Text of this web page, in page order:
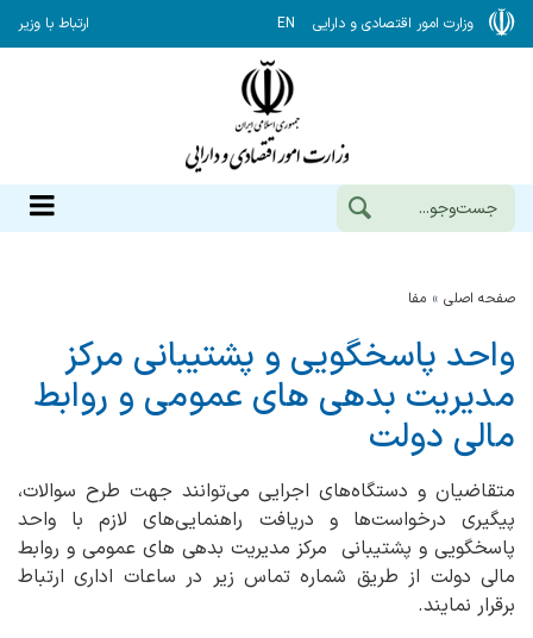
وزارت امور اقتصادی و دارایی EN ارتباط با وزیر
صفحه اصلی مفا
واحد پاسخگویی و پشتیبانی مرکز
مدیریت بدهی های عمومی و روابط
مالی دولت
متقاضیان و دستگاه‌های اجرایی می‌توانند جهت طرح سوالات،
پیگیری درخواست‌ها و دریافت راهنمایی‌های لازم با واحد
پاسخگویی و پشتیبانی مرکز مدیریت بدهی های عمومی و روابط
مالی دولت از طریق شماره تماس زیر در ساعات اداری ارتباط
برقرار نمایند.